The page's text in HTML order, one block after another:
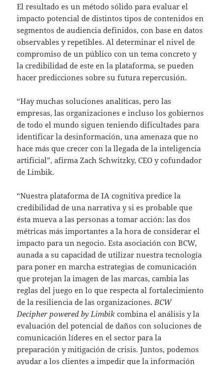
El resultado es un método sólido para evaluar el
impacto potencial de distintos tipos de contenidos en
segmentos de audiencia definidos, con base en datos
observables y repetibles. Al determinar el nivel de
compromiso de un público con un tema concreto y
la credibilidad de este en la plataforma, se pueden
hacer predicciones sobre su futura repercusión.
“Hay muchas soluciones analíticas, pero las
empresas, las organizaciones e incluso los gobiernos
de todo el mundo siguen teniendo dificultades para
identificar la desinformación, una amenaza que no
hace más que crecer con la llegada de la inteligencia
artificial”, afirma Zach Schwitzky, CEO y cofundador
de Limbik.
“Nuestra plataforma de IA cognitiva predice la
credibilidad de una narrativa y si es probable que
ésta mueva a las personas a tomar acción: las dos
métricas más importantes a la hora de considerar el
impacto para un negocio. Esta asociación con BCW,
aunada a su capacidad de utilizar nuestra tecnología
para poner en marcha estrategias de comunicación
que protejan la imagen de las marcas, cambia las
reglas del juego en lo que respecta al fortalecimiento
de la resiliencia de las organizaciones. BCW
Decipher powered by Limbik combina el análisis y la
evaluación del potencial de daños con soluciones de
comunicación líderes en el sector para la
preparación y mitigación de crisis. Juntos, podemos
ayudar a los clientes a impedir que la información